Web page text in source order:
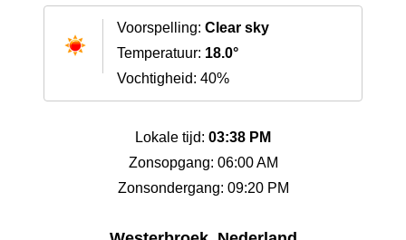
Voorspelling: Clear sky
Temperatuur: 18.0°
Vochtigheid: 40%
Lokale tijd: 03:38 PM
Zonsopgang: 06:00 AM
Zonsondergang: 09:20 PM